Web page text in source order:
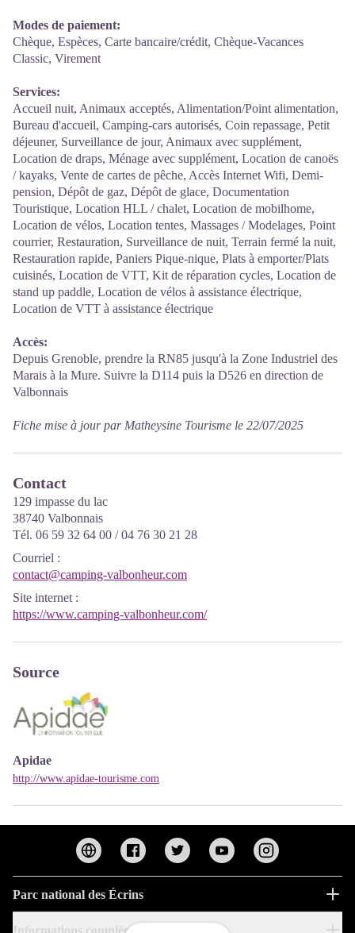
Modes de paiement:
Chèque, Espèces, Carte bancaire/crédit, Chèque-Vacances
Classic, Virement
Services:
Accueil nuit, Animaux acceptés, Alimentation/Point alimentation,
Bureau d'accueil, Camping-cars autorisés, Coin repassage, Petit
déjeuner, Surveillance de jour, Animaux avec supplément,
Location de draps, Ménage avec supplément, Location de canoës
/ kayaks, Vente de cartes de pêche, Accès Internet Wifi, Demi-
pension, Dépôt de gaz, Dépôt de glace, Documentation
Touristique, Location HLL / chalet, Location de mobilhome,
Location de vélos, Location tentes, Massages / Modelages, Point
courrier, Restauration, Surveillance de nuit, Terrain fermé la nuit,
Restauration rapide, Paniers Pique-nique, Plats à emporter/Plats
cuisinés, Location de VTT, Kit de réparation cycles, Location de
stand up paddle, Location de vélos à assistance électrique,
Location de VTT à assistance électrique
Accès:
Depuis Grenoble, prendre la RN85 jusqu'à la Zone Industriel des
Marais à la Mure. Suivre la D114 puis la D526 en direction de
Valbonnais
Fiche mise à jour par Matheysine Tourisme le 22/07/2025
Contact
129 impasse du lac
38740 Valbonnais
Tél. 06 59 32 64 00 / 04 76 30 21 28
Courriel :
contact@camping-valbonheur.com
Site internet :
https://www.camping-valbonheur.com/
Source
Apidae
http://www.apidae-tourisme.com
Parc national des Écrins
Informations complémentaires